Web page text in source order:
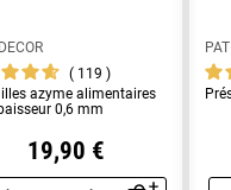
119
azyme alimentaires
0,6 mm
19,90 €